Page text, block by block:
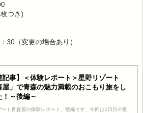
つき)
30（変更の場合あり）
記事】＜体験レポート＞星野リゾート
屋」で青森の魅力満載のおこもり旅をし
！～後編～
ート青森屋の体験レポート、後編です。今回は1日目の夜